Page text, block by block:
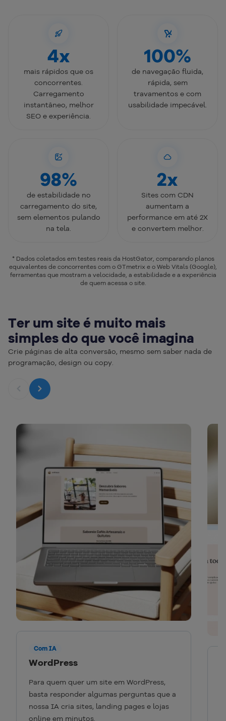
4x
mais rápidos que os
concorrentes.
Carregamento
instantâneo, melhor
SEO e experiência.
100%
de navegação fluida,
rápida, sem
travamentos e com
usabilidade impecável.
98%
de estabilidade no
carregamento do site,
sem elementos pulando
na tela.
2x
Sites com CDN
aumentam a
performance em até 2X
e convertem melhor.
* Dados coletados em testes reais da HostGator, comparando planos
equivalentes de concorrentes com o GTmetrix e o Web Vitals (Google),
ferramentas que mostram a velocidade, a estabilidade e a experiência
de quem acessa o site.
Ter um site é muito mais
simples do que você imagina
Crie páginas de alta conversão, mesmo sem saber nada de
programação, design ou copy.
Com IA
WordPress
Para quem quer um site em WordPress,
basta responder algumas perguntas que a
nossa IA cria sites, landing pages e lojas
online em minutos.